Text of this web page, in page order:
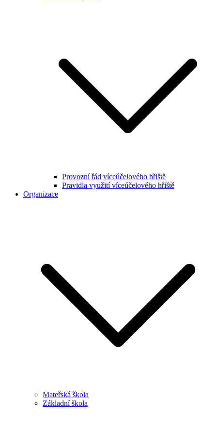
Provozní řád víceúčelového hřiště
Pravidla využití víceúčelového hřiště
Organizace
Mateřská škola
Základní škola